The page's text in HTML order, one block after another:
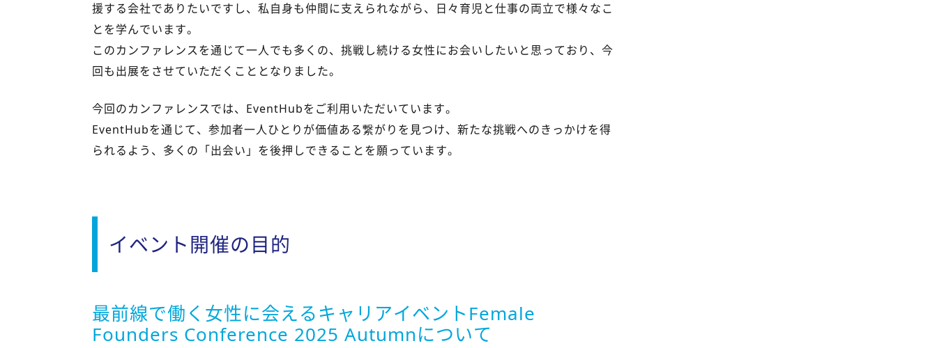
援する会社でありたいですし、私自身も仲間に支えられながら、日々育児と仕事の両立で様々なこ
とを学んでいます。
このカンファレンスを通じて一人でも多くの、挑戦し続ける女性にお会いしたいと思っており、今
回も出展をさせていただくこととなりました。
今回のカンファレンスでは、EventHubをご利用いただいています。
EventHubを通じて、参加者一人ひとりが価値ある繋がりを見つけ、新たな挑戦へのきっかけを得
られるよう、多くの「出会い」を後押しできることを願っています。
イベント開催の目的
最前線で働く女性に会えるキャリアイベントFemale
Founders Conference 2025 Autumnについて